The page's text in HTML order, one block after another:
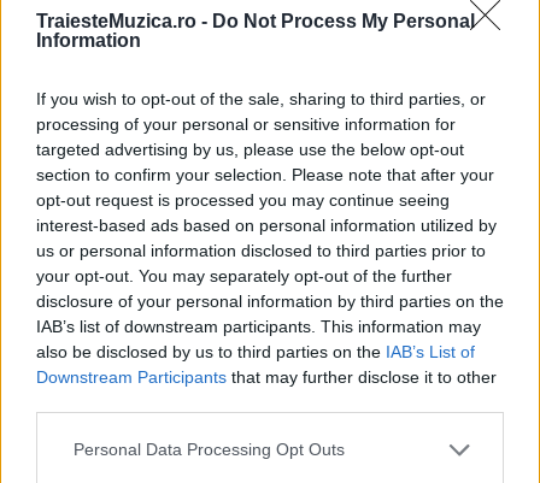
TraiesteMuzica.ro - Do Not Process My Personal
Information
If you wish to opt-out of the sale, sharing to third parties, or
processing of your personal or sensitive information for
targeted advertising by us, please use the below opt-out
section to confirm your selection. Please note that after your
opt-out request is processed you may continue seeing
interest-based ads based on personal information utilized by
us or personal information disclosed to third parties prior to
your opt-out. You may separately opt-out of the further
disclosure of your personal information by third parties on the
IAB’s list of downstream participants. This information may
also be disclosed by us to third parties on the IAB’s List of
Downstream Participants that may further disclose it to other
Please note that this website/app uses one or more Google
Personal Data Processing Opt Outs